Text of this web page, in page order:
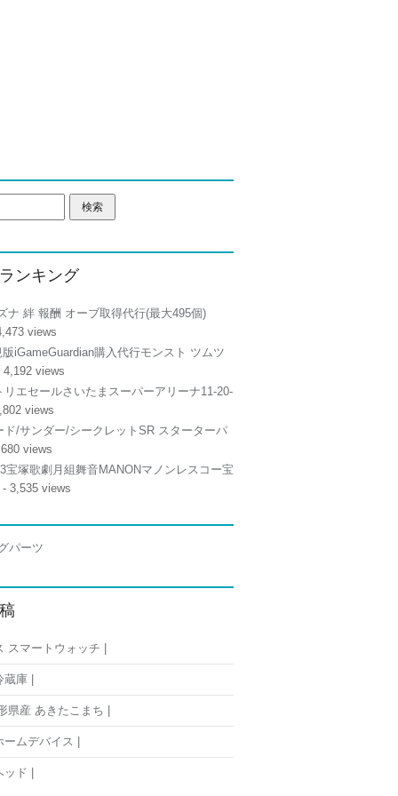
ンキング
ナ 絆 報酬 オーブ取得代行(最大495個)
views
iGameGuardian購入代行モンスト ツムツ
4,192 views
リエセールさいたまスーパーアリーナ11-20-
views
ド/サンダー/シークレットSR スターターパ
views
宝塚歌劇月組舞音MANONマノンレスコー宝
- 3,535 views
スマートウォッチ |
庫 |
県産 あきたこまち |
ムデバイス |
ド |